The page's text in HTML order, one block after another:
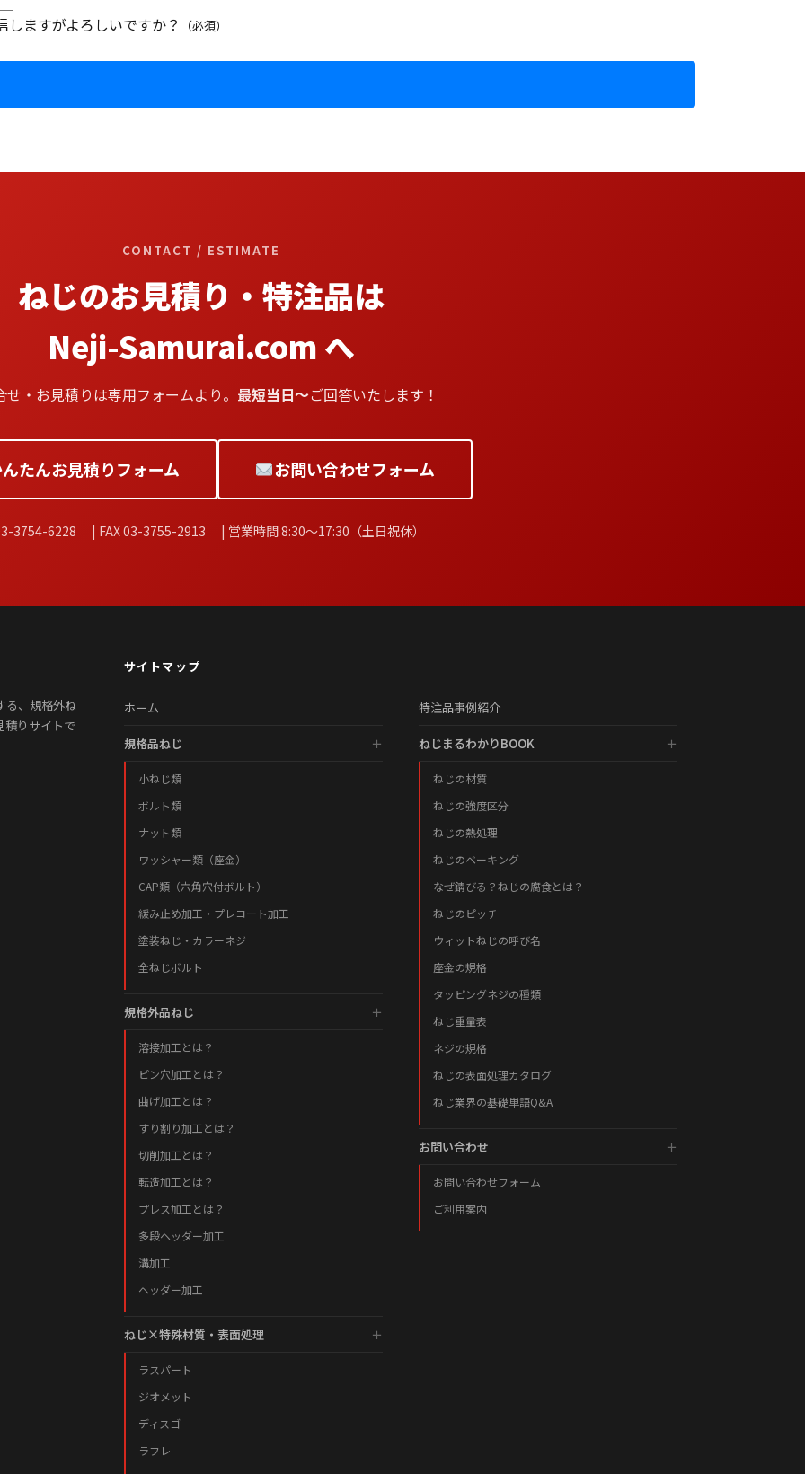
ますがよろしいですか？ （必須）
CONTACT / ESTIMATE
ねじのお見積り・特注品は
Neji-Samurai.com へ
せ・お見積りは専用フォームより。 最短当日〜ご回答いたします！
たんお見積りフォーム お問い合わせフォーム
3754-6228 | FAX 03-3755-2913 | 営業時間 8:30〜17:30（土日祝休）
る、規格外ね
積りサイトで
サイトマップ
ホーム
規格品ねじ
小ねじ類
ボルト類
ナット類
ワッシャー類（座金）
CAP類（六角穴付ボルト）
緩み止め加工・プレコート加工
塗装ねじ・カラーネジ
全ねじボルト
規格外品ねじ
溶接加工とは？
ピン穴加工とは？
曲げ加工とは？
すり割り加工とは？
切削加工とは？
転造加工とは？
プレス加工とは？
多段ヘッダー加工
溝加工
ヘッダー加工
ねじ×特殊材質・表面処理
ラスパート
ジオメット
ディスゴ
ラフレ
特注品事例紹介
ねじまるわかりBOOK
ねじの材質
ねじの強度区分
ねじの熱処理
ねじのベーキング
なぜ錆びる？ねじの腐食とは？
ねじのピッチ
ウィットねじの呼び名
座金の規格
タッピングネジの種類
ねじ重量表
ネジの規格
ねじの表面処理カタログ
ねじ業界の基礎単語Q&A
お問い合わせ
お問い合わせフォーム
ご利用案内